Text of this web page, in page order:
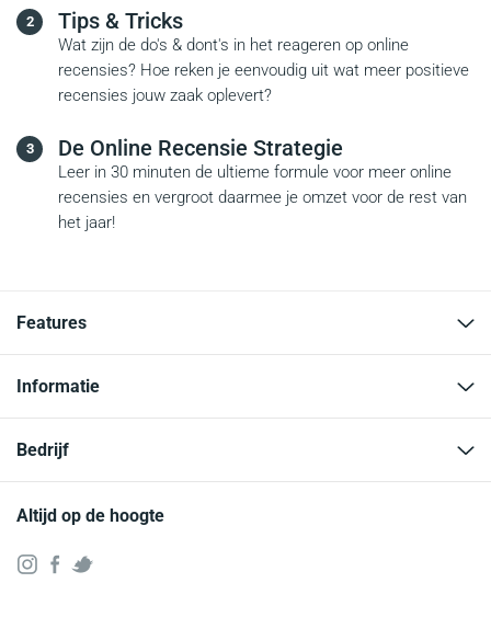
Tips & Tricks
Wat zijn de do's & dont's in het reageren op online
recensies? Hoe reken je eenvoudig uit wat meer positieve
recensies jouw zaak oplevert?
De Online Recensie Strategie
Leer in 30 minuten de ultieme formule voor meer online
recensies en vergroot daarmee je omzet voor de rest van
het jaar!
Features
Informatie
Bedrijf
Altijd op de hoogte